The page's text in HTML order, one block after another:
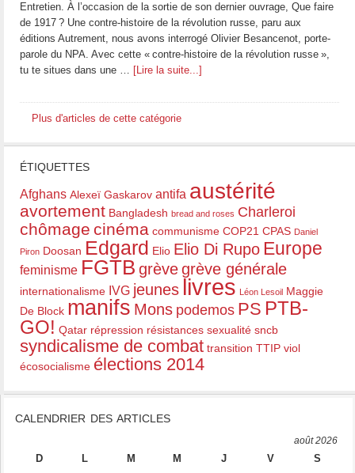
Entretien. À l’occasion de la sortie de son dernier ouvrage, Que faire
de 1917 ? Une contre-histoire de la révolution russe, paru aux
éditions Autrement, nous avons interrogé Olivier Besancenot, porte-
parole du NPA. Avec cette « contre-histoire de la révolution russe »,
tu te situes dans une … [Lire la suite...]
Plus d'articles de cette catégorie
ÉTIQUETTES
Afghans Alexeï Gaskarov antifa austérité
avortement Bangladesh bread and roses Charleroi
chômage cinéma communisme COP21 CPAS Daniel
Piron Doosan Edgard Elio Elio Di Rupo Europe
feminisme FGTB grèvegrève générale
internationalisme IVG jeunes livres Léon Lesoil Maggie
De Block manifs Mons podemos PS PTB-
GO! Qatar répression résistances sexualité sncb
syndicalisme de combat transition TTIP viol
écosocialisme élections 2014
CALENDRIER DES ARTICLES
août 2026
D L M M J V
S